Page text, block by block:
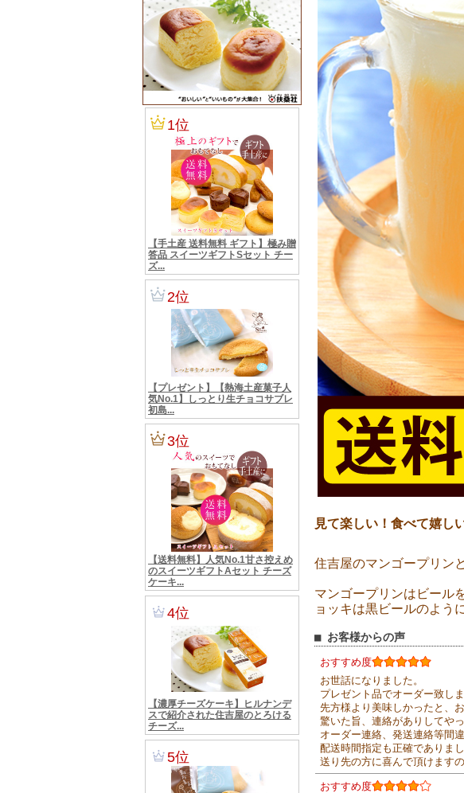
見て楽しい！食べて嬉し
住吉屋のマンゴープリン
マンゴープリンはビール
ョッキは黒ビールのよう
■ お客様からの声
おすすめ度
お世話になりました。
プレゼント品でオーダー致しま
先方様より美味しかったと、
驚いた旨、連絡がありしてや
オーダー連絡、発送連絡等間
配送時間指定も正確でありまし
送り先の方に喜んで頂けます
おすすめ度